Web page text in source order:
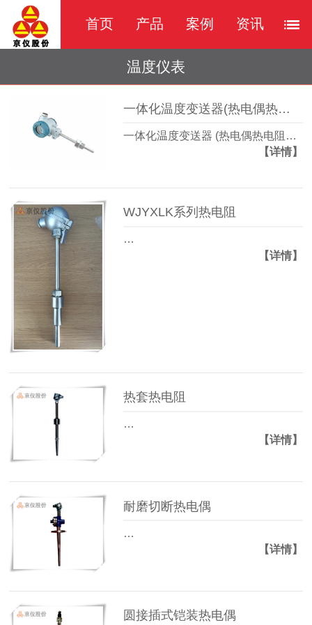
首页 产品 案例 资讯
温度仪表
一体化温度变送器(热电偶热电阻)
一体化温度变送器 (热电偶热电阻…
【详情】
WJYXLK系列热电阻
…
【详情】
热套热电阻
…
【详情】
耐磨切断热电偶
…
【详情】
圆接插式铠装热电偶